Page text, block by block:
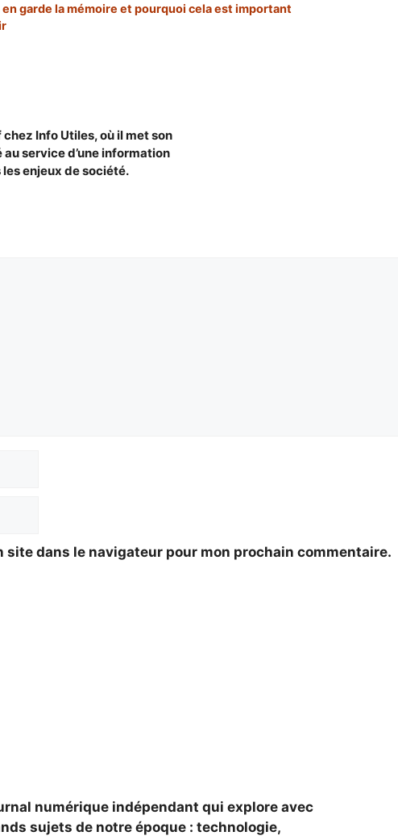
garde la mémoire et pourquoi cela est important
Info Utiles, où il met son
service d’une information
enjeux de société.
site dans le navigateur pour mon prochain commentaire.
numérique indépendant qui explore avec
sujets de notre époque : technologie,